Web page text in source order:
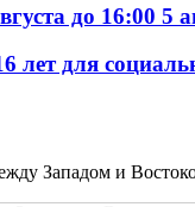
до 16:00 5
лет для
Западом и